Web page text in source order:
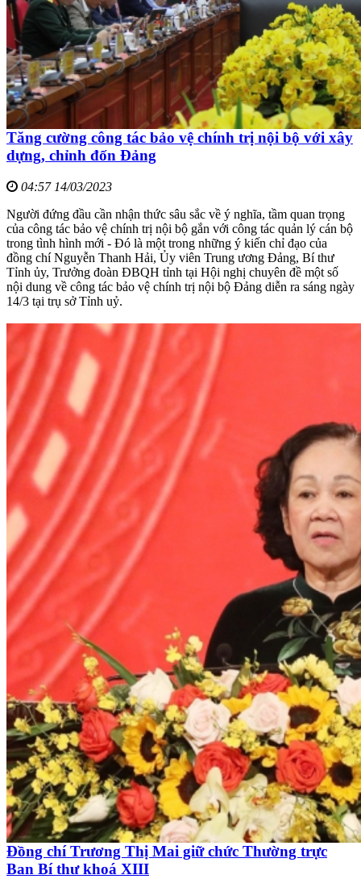
Tăng cường công tác bảo vệ chính trị nội bộ với xây
dựng, chỉnh đốn Đảng
04:57 14/03/2023
Người đứng đầu cần nhận thức sâu sắc về ý nghĩa, tầm quan trọng
của công tác bảo vệ chính trị nội bộ gắn với công tác quản lý cán bộ
trong tình hình mới - Đó là một trong những ý kiến chỉ đạo của
đồng chí Nguyễn Thanh Hải, Ủy viên Trung ương Đảng, Bí thư
Tỉnh ủy, Trưởng đoàn ĐBQH tỉnh tại Hội nghị chuyên đề một số
nội dung về công tác bảo vệ chính trị nội bộ Đảng diễn ra sáng ngày
14/3 tại trụ sở Tỉnh uỷ.
Đồng chí Trương Thị Mai giữ chức Thường trực
Ban Bí thư khoá XIII